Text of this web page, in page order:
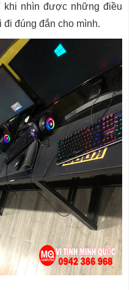
khi nhìn được những điều
đúng đắn cho mình.